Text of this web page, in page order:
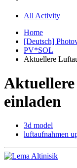
All Activity
Home
[Deutsch]
PV*SOL
Aktuellere
einladen
3d model
luftaufnahmen